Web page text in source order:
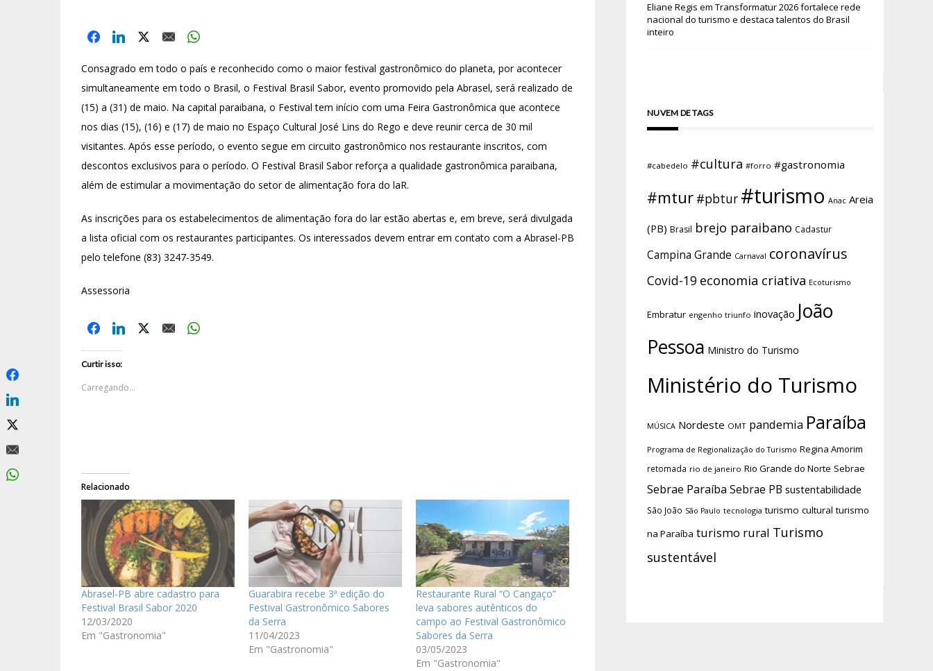
Consagrado em todo o país e reconhecido como o maior festival gastronômico do planeta, por acontecer
simultaneamente em todo o Brasil, o Festival Brasil Sabor, evento promovido pela Abrasel, será realizado de
(15) a (31) de maio. Na capital paraibana, o Festival tem início com uma Feira Gastronômica que acontece
nos dias (15), (16) e (17) de maio no Espaço Cultural José Lins do Rego e deve reunir cerca de 30 mil
visitantes. Após esse período, o evento segue em circuito gastronômico nos restaurante inscritos, com
descontos exclusivos para o período. O Festival Brasil Sabor reforça a qualidade gastronômica paraibana,
além de estimular a movimentação do setor de alimentação fora do laR.
As inscrições para os estabelecimentos de alimentação fora do lar estão abertas e, em breve, será divulgada
a lista oficial com os restaurantes participantes. Os interessados devem entrar em contato com a Abrasel-PB
pelo telefone (83) 3247-3549.
Assessoria
Curtir isso:
Carregando...
Relacionado
Abrasel-PB abre cadastro para
Festival Brasil Sabor 2020
12/03/2020
Em "Gastronomia"
Guarabira recebe 3ª edição do
Festival Gastronômico Sabores
da Serra
11/04/2023
Em "Gastronomia"
Restaurante Rural “O Cangaço”
leva sabores autênticos do
campo ao Festival Gastronômico
Sabores da Serra
03/05/2023
Em "Gastronomia"
Eliane Regis em Transformatur 2026 fortalece rede
nacional do turismo e destaca talentos do Brasil
inteiro
NUVEM DE TAGS
#cabedelo #cultura #forro #gastronomia
#mtur #pbtur #turismo Anac Areia
(PB) Brasil brejo paraibano Cadastur
Campina Grande Carnaval coronavírus
Covid-19 economia criativa Ecoturismo
Embratur engenho triunfo inovação João
Pessoa Ministro do Turismo
Ministério do Turismo
MÚSICA Nordeste OMT pandemia Paraíba
Programa de Regionalização do Turismo Regina Amorim
retomada rio de janeiro Rio Grande do Norte Sebrae
Sebrae Paraíba Sebrae PB sustentabilidade
São João São Paulo tecnologia turismo cultural turismo
na Paraíba turismo rural Turismo
sustentável